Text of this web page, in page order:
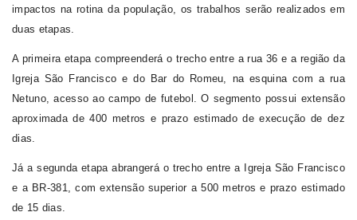
impactos na rotina da população, os trabalhos serão realizados em
duas etapas.
A primeira etapa compreenderá o trecho entre a rua 36 e a região da
Igreja São Francisco e do Bar do Romeu, na esquina com a rua
Netuno, acesso ao campo de futebol. O segmento possui extensão
aproximada de 400 metros e prazo estimado de execução de dez
dias.
Já a segunda etapa abrangerá o trecho entre a Igreja São Francisco
e a BR-381, com extensão superior a 500 metros e prazo estimado
de 15 dias.